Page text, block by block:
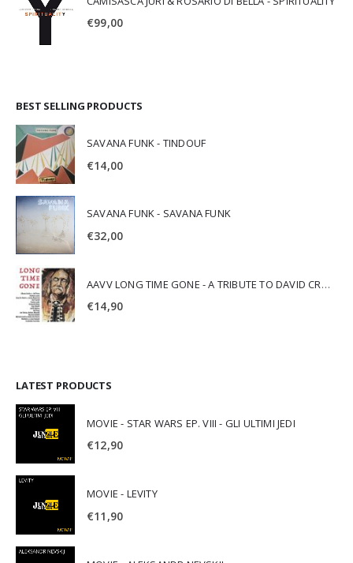
€99,00
BEST SELLING PRODUCTS
SAVANA FUNK - TINDOUF
€14,00
SAVANA FUNK - SAVANA FUNK
€32,00
AAVV LONG TIME GONE - A TRIBUTE TO DAVID CROSBY
€14,90
LATEST PRODUCTS
MOVIE - STAR WARS EP. VIII - GLI ULTIMI JEDI
€12,90
MOVIE - LEVITY
€11,90